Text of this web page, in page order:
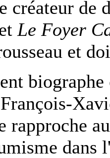
créateur de
Le Foyer
et
rapproche